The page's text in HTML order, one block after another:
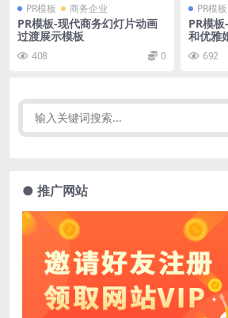
PR模板 商务企业
PR模板-现代商务幻灯片动画
过渡展示模板
408 0
PR模板
PR模
和优雅
692
● 推广网站